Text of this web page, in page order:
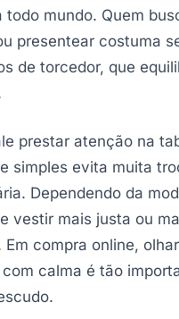
todo mundo. Quem
presentear costuma
de torcedor, que
prestar atenção na
simples evita muita
Dependendo da
vestir mais justa ou
Em compra online,
calma é tão